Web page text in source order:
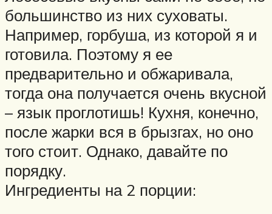
большинство из них суховаты.
Например, горбуша, из которой я и
готовила. Поэтому я ее
предварительно и обжаривала,
тогда она получается очень вкусной
– язык проглотишь! Кухня, конечно,
после жарки вся в брызгах, но оно
того стоит. Однако, давайте по
порядку.
Ингредиенты на 2 порции: